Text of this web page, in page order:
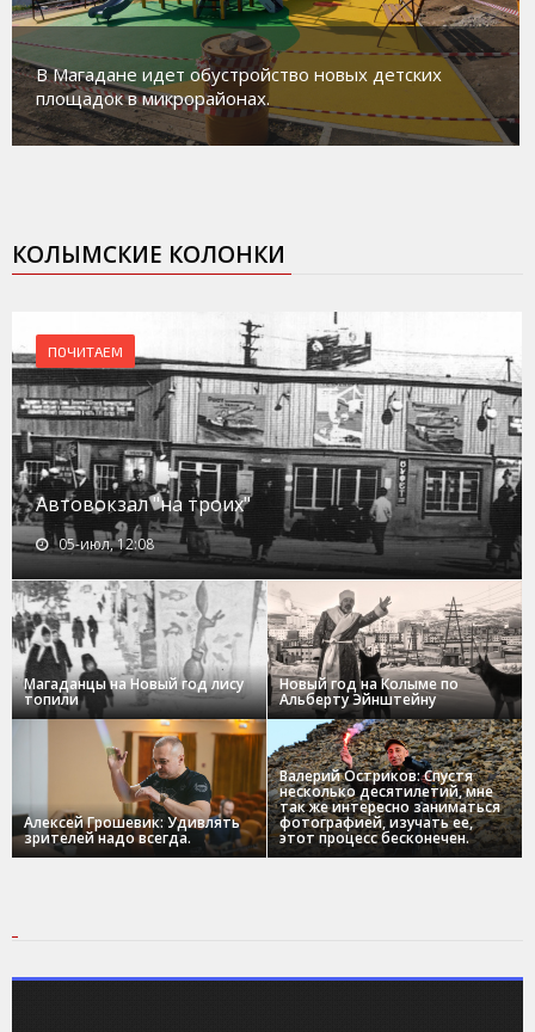
В Магадане идет обустройство новых детских
площадок в микрорайонах.
КОЛЫМСКИЕ КОЛОНКИ
ПОЧИТАЕМ
Автовокзал "на троих"
05-июл, 12:08
Магаданцы на Новый год лису
топили
Новый год на Колыме по
Альберту Эйнштейну
Алексей Грошевик: Удивлять
зрителей надо всегда.
Валерий Остриков: Спустя
несколько десятилетий, мне
так же интересно заниматься
фотографией, изучать ее,
этот процесс бесконечен.